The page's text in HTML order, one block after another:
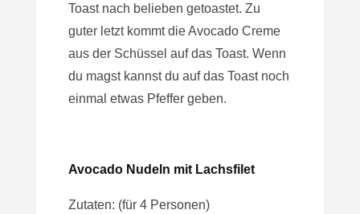
Toast nach belieben getoastet. Zu
guter letzt kommt die Avocado Creme
aus der Schüssel auf das Toast. Wenn
du magst kannst du auf das Toast noch
einmal etwas Pfeffer geben.
Avocado Nudeln mit Lachsfilet
Zutaten: (für 4 Personen)